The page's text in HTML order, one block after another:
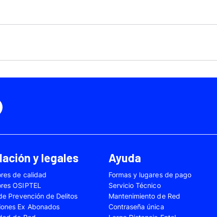
40 Neo
Fusión
Motorola Moto
Ed. Esp. Motorola Moto G20 Motorola Moto G200
Power Motorola Moto G31 Motorola Moto G35
Oppo Reno 6 Lite
Samsung Galaxy A03 Samsung Galaxy
Samsung Galaxy A05 Samsung Galaxy
Samsung Galaxy A14 Samsung Galaxy A15
y legales
de calidad
OSIPTEL
Prevención de Delitos
Ex Abonados
Ayuda
Formas y lugares de pago
Servicio Técnico
Mantenimiento de Red
Contraseña única